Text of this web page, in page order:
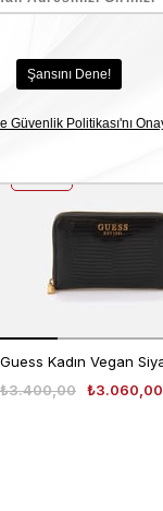
₺3.060,00
₺3.400,00
2. 3. 4.
INDIRIM